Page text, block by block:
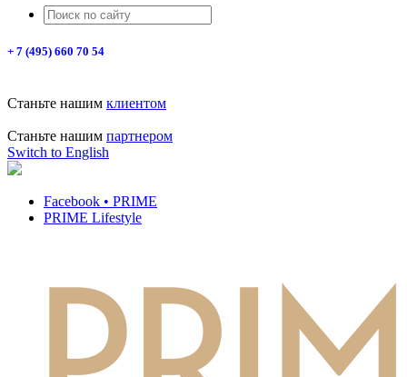
+ 7 (495) 660 70 54
Станьте нашим клиентом
Станьте нашим партнером
Switch to English
Facebook • PRIME
PRIME Lifestyle